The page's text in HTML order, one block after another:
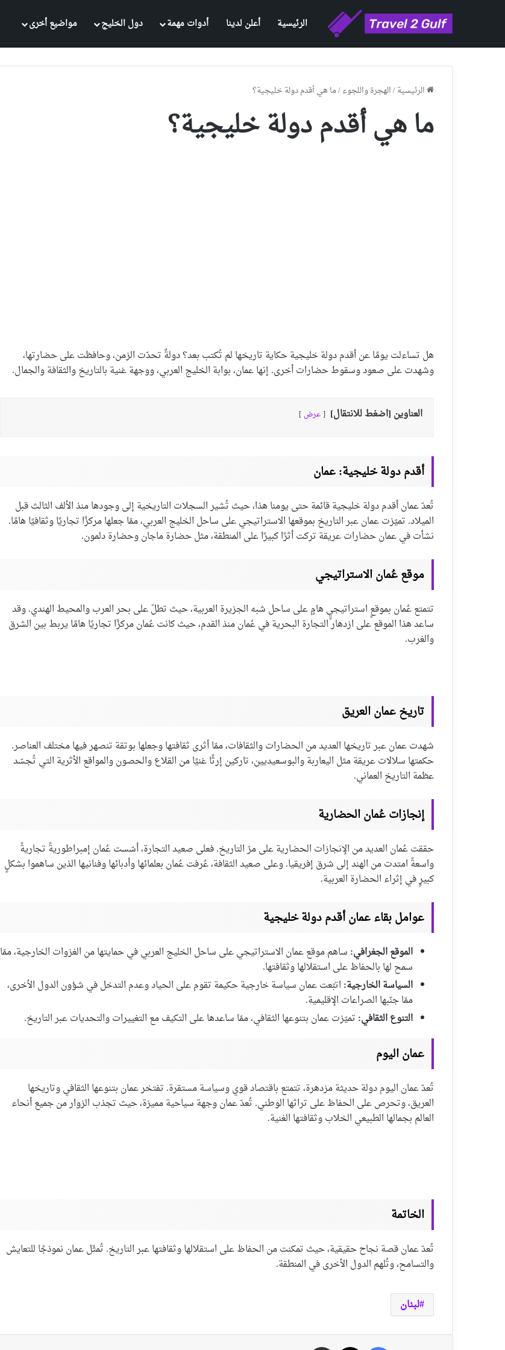
الرئيسية أعلن لدينا أدوات مهمة دول الخليج مواضيع أخرى
الرئيسية/الهجرة واللجوء/ما هي أقدم دولة خليجية؟
ما هي أقدم دولة خليجية؟
هل تساءلت يومًا عن أقدم دولة خليجية حكاية تاريخها لم تُكتب بعد؟ دولةٌ تحدّت الزمن، وحافظت على حضارتها،
وشهدت على صعود وسقوط حضارات أخرى. إنها عمان، بوابة الخليج العربي، ووجهة غنية بالتاريخ والثقافة والجمال.
العناوين [اضغط للانتقال] عرض
أقدم دولة خليجية: عمان
تُعدّ عمان أقدم دولة خليجية قائمة حتى يومنا هذا، حيث تُشير السجلات التاريخية إلى وجودها منذ الألف الثالث قبل
الميلاد. تميّزت عمان عبر التاريخ بموقعها الاستراتيجي على ساحل الخليج العربي، ممّا جعلها مركزًا تجاريًا وثقافيًا هامًا.
نشأت في عمان حضارات عريقة تركت أثرًا كبيرًا على المنطقة، مثل حضارة ماجان وحضارة دلمون.
موقع عُمان الاستراتيجي
تتمتع عُمان بموقعٍ استراتيجيٍ هامٍ على ساحل شبه الجزيرة العربية، حيث تطلّ على بحر العرب والمحيط الهندي. وقد
ساعد هذا الموقع على ازدهار التجارة البحرية في عُمان منذ القدم، حيث كانت عُمان مركزًا تجاريًا هامًا يربط بين الشرق
والغرب.
تاريخ عمان العريق
شهدت عمان عبر تاريخها العديد من الحضارات والثقافات، ممّا أثرى ثقافتها وجعلها بوتقة تنصهر فيها مختلف العناصر.
حكمتها سلالات عريقة مثل اليعاربة والبوسعيديين، تاركين إرثًا غنيًا من القلاع والحصون والمواقع الأثرية التي تُجسّد
عظمة التاريخ العماني.
إنجازات عُمان الحضارية
حققت عُمان العديد من الإنجازات الحضارية على مرّ التاريخ. فعلى صعيد التجارة، أسّست عُمان إمبراطوريةً تجاريةً
واسعةً امتدت من الهند إلى شرق إفريقيا. وعلى صعيد الثقافة، عُرفت عُمان بعلمائها وأدبائها وفنانيها الذين ساهموا بشكلٍ
كبيرٍ في إثراء الحضارة العربية.
عوامل بقاء عمان أقدم دولة خليجية
الموقع الجغرافي: ساهم موقع عمان الاستراتيجي على ساحل الخليج العربي في حمايتها من الغزوات الخارجية، ممّا
سمح لها بالحفاظ على استقلالها وثقافتها.
السياسة الخارجية: اتبّعت عمان سياسة خارجية حكيمة تقوم على الحياد وعدم التدخل في شؤون الدول الأخرى،
ممّا جنّبها الصراعات الإقليمية.
التنوع الثقافي: تميّزت عمان بتنوعها الثقافي، ممّا ساعدها على التكيف مع التغييرات والتحديات عبر التاريخ.
عمان اليوم
تُعدّ عمان اليوم دولة حديثة مزدهرة، تتمتع باقتصاد قوي وسياسة مستقرة. تفتخر عمان بتنوعها الثقافي وتاريخها
العريق، وتحرص على الحفاظ على تراثها الوطني. تُعدّ عمان وجهة سياحية مميزة، حيث تجذب الزوار من جميع أنحاء
العالم بجمالها الطبيعي الخلاب وثقافتها الغنية.
الخاتمة
تُعدّ عمان قصة نجاح حقيقية، حيث تمكنت من الحفاظ على استقلالها وثقافتها عبر التاريخ. تُمثّل عمان نموذجًا للتعايش
والتسامح، وتُلهم الدول الأخرى في المنطقة.
لبنان
فيسبوك